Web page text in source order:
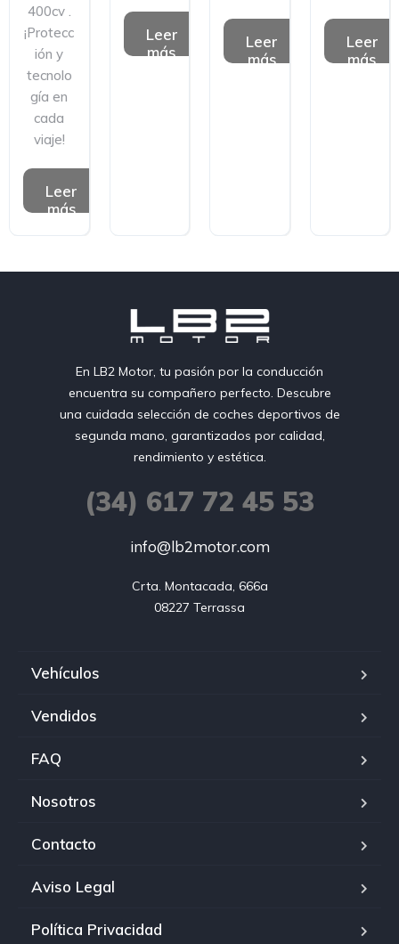
400cv .
¡Protecc
ión y
tecnolo
gía en
cada
viaje!
Leer
más
Leer
más
Leer
más
Leer
más
En LB2 Motor, tu pasión por la conducción
encuentra su compañero perfecto. Descubre
una cuidada selección de coches deportivos de
segunda mano, garantizados por calidad,
rendimiento y estética.
(34) 617 72 45 53
info@lb2motor.com
Crta. Montacada, 666a
08227 Terrassa
Vehículos
Vendidos
FAQ
Nosotros
Contacto
Aviso Legal
Política Privacidad